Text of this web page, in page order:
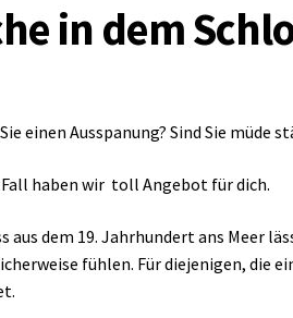
in dem
einen Ausspanung? Sind Sie müde
haben wir toll Angebot für dich.
aus dem 19. Jahrhundert ans Meer
fühlen. Für diejenigen, die